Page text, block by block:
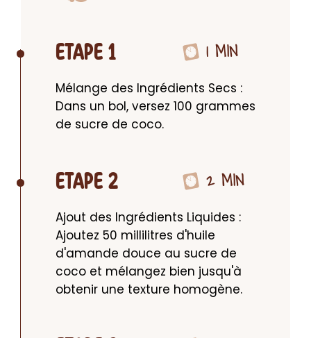
ETAPE 1 1 MIN
Mélange des Ingrédients Secs :
Dans un bol, versez 100 grammes
de sucre de coco.
ETAPE 2 2 MIN
Ajout des Ingrédients Liquides :
Ajoutez 50 millilitres d'huile
d'amande douce au sucre de
coco et mélangez bien jusqu'à
obtenir une texture homogène.